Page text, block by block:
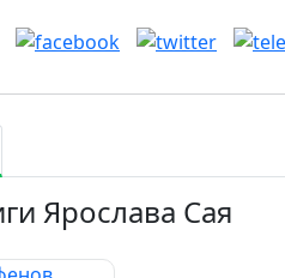
Ярослава Сая